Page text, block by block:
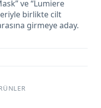
ve “Lumiere
birlikte cilt
girmeye aday.